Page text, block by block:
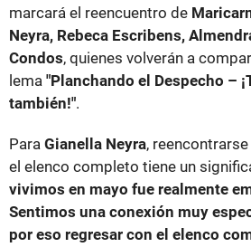
marcará el reencuentro de
Neyra, Rebeca Escribens,
Condos, quienes volverán a
lema "Planchando el Despecho –
también!".
Para Gianella Neyra,
el elenco completo tiene un
vivimos en mayo fue realmente
Sentimos una conexión muy
por eso regresar con el elenco